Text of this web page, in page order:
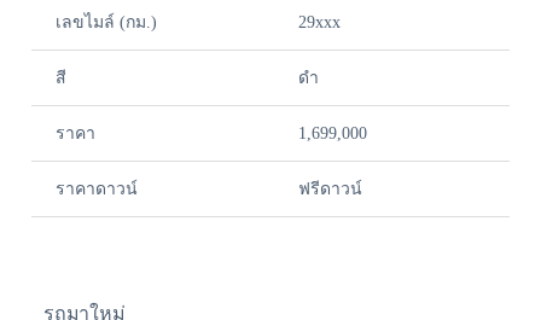
เลขไมล์ (กม.) 29xxx
สี ดำ
ราคา 1,699,000
ราคาดาวน์ ฟรีดาวน์
รถมาใหม่